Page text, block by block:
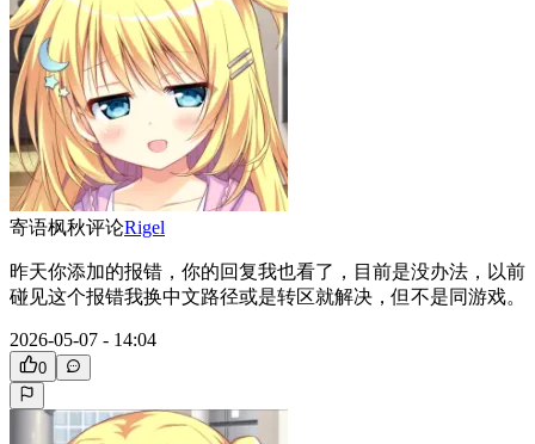
寄语枫秋评论Rigel
昨天你添加的报错，你的回复我也看了，目前是没办法，以前
碰见这个报错我换中文路径或是转区就解决，但不是同游戏。
2026-05-07 - 14:04
0